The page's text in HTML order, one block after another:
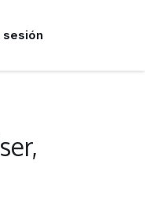
sesión